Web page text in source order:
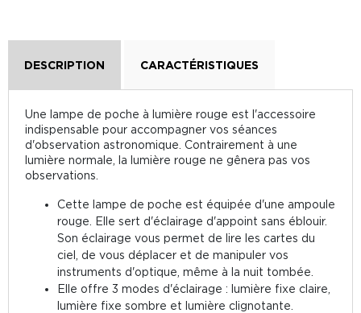
DESCRIPTION CARACTÉRISTIQUES
Une lampe de poche à lumière rouge est l'accessoire
indispensable pour accompagner vos séances
d'observation astronomique. Contrairement à une
lumière normale, la lumière rouge ne gênera pas vos
observations.
Cette lampe de poche est équipée d'une ampoule
rouge. Elle sert d'éclairage d'appoint sans éblouir.
Son éclairage vous permet de lire les cartes du
ciel, de vous déplacer et de manipuler vos
instruments d'optique, même à la nuit tombée.
Elle offre 3 modes d'éclairage : lumière fixe claire,
lumière fixe sombre et lumière clignotante.